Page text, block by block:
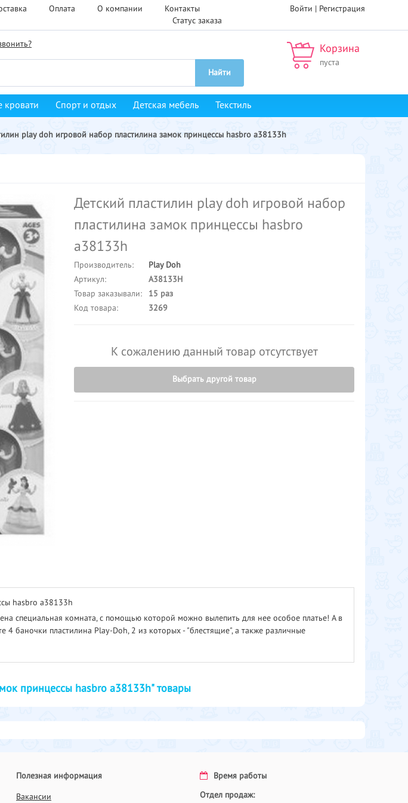
Оплата О компании
Контакты
Статус заказа
Войти | Регистрация
Найти
Корзина
пуста
кровати Спорт и отдых Детская мебель Текстиль
play doh игровой набор пластилина замок принцессы hasbro a38133h
Детский пластилин play doh игровой набор
пластилина замок принцессы hasbro
a38133h
Производитель:
Play Doh
Артикул:
A38133H
Товар заказывали:
15 раз
Код товара:
3269
К сожалению данный товар отсутствует
Выбрать другой товар
hasbro a38133h
специальная комната, с помощью которой можно вылепить для нее особое платье! А в
4 баночки пластилина Play-Doh, 2 из которых - "блестящие", а также различные
принцессы hasbro a38133h" товары
Полезная информация
Вакансии
Время работы
Отдел продаж: